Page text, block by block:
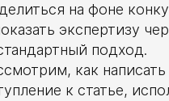
на фоне
экспертизу
подход.
как написать
к статье,